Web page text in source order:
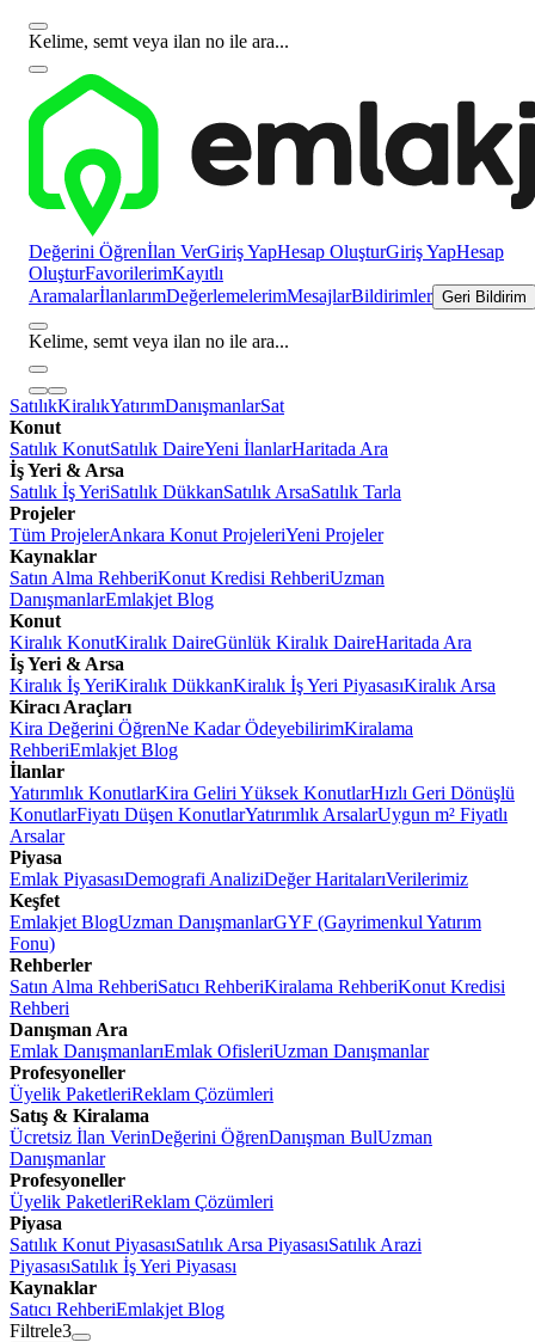
Kelime, semt veya ilan no ile ara...
Değerini Öğrenİlan VerGiriş YapHesap OluşturGiriş YapHesap
OluşturFavorilerimKayıtlı
AramalarİlanlarımDeğerlemelerimMesajlarBildirimler Geri Bildirim
Kelime, semt veya ilan no ile ara...
SatılıkKiralıkYatırımDanışmanlarSat
Konut
Satılık KonutSatılık DaireYeni İlanlarHaritada Ara
İş Yeri & Arsa
Satılık İş YeriSatılık DükkanSatılık ArsaSatılık Tarla
Projeler
Tüm ProjelerAnkara Konut ProjeleriYeni Projeler
Kaynaklar
Satın Alma RehberiKonut Kredisi RehberiUzman
DanışmanlarEmlakjet Blog
Konut
Kiralık KonutKiralık DaireGünlük Kiralık DaireHaritada Ara
İş Yeri & Arsa
Kiralık İş YeriKiralık DükkanKiralık İş Yeri PiyasasıKiralık Arsa
Kiracı Araçları
Kira Değerini ÖğrenNe Kadar ÖdeyebilirimKiralama
RehberiEmlakjet Blog
İlanlar
Yatırımlık KonutlarKira Geliri Yüksek KonutlarHızlı Geri Dönüşlü
KonutlarFiyatı Düşen KonutlarYatırımlık ArsalarUygun m² Fiyatlı
Arsalar
Piyasa
Emlak PiyasasıDemografi AnaliziDeğer HaritalarıVerilerimiz
Keşfet
Emlakjet BlogUzman DanışmanlarGYF (Gayrimenkul Yatırım
Fonu)
Rehberler
Satın Alma RehberiSatıcı RehberiKiralama RehberiKonut Kredisi
Rehberi
Danışman Ara
Emlak DanışmanlarıEmlak OfisleriUzman Danışmanlar
Profesyoneller
Üyelik PaketleriReklam Çözümleri
Satış & Kiralama
Ücretsiz İlan VerinDeğerini ÖğrenDanışman BulUzman
Danışmanlar
Profesyoneller
Üyelik PaketleriReklam Çözümleri
Piyasa
Satılık Konut PiyasasıSatılık Arsa PiyasasıSatılık Arazi
PiyasasıSatılık İş Yeri Piyasası
Kaynaklar
Satıcı RehberiEmlakjet Blog
Filtrele3